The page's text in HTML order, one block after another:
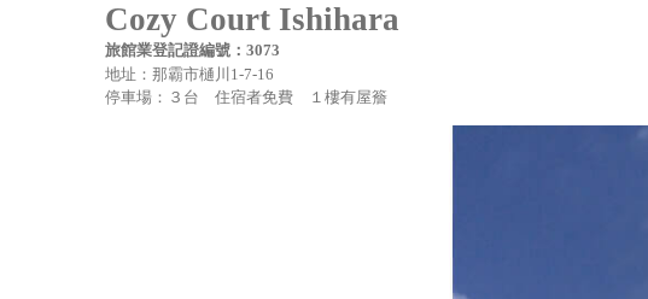
Cozy Court Ishihara
旅館業登記證編號：3073
地址：那霸市樋川1-7-16
停車場：３台 住宿者免費 １樓有屋簷